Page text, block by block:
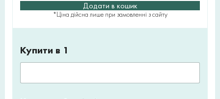
Додати в кошик
*Ціна дійсна лише при замовленні з сайту
Купити в 1